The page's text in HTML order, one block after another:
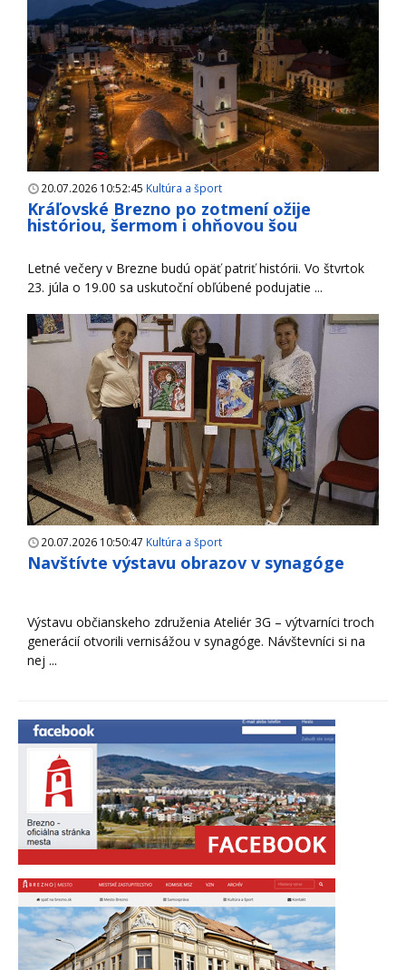
20.07.2026 10:52:45 Kultúra a šport
Kráľovské Brezno po zotmení ožije
históriou, šermom i ohňovou šou
Letné večery v Brezne budú opäť patriť histórii. Vo štvrtok
23. júla o 19.00 sa uskutoční obľúbené podujatie ...
20.07.2026 10:50:47 Kultúra a šport
Navštívte výstavu obrazov v synagóge
Výstavu občianskeho združenia Ateliér 3G – výtvarníci troch
generácií otvorili vernisážou v synagóge. Návštevníci si na
nej ...